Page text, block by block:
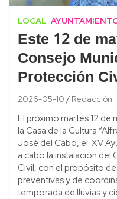
LOCAL
Este 12 de
Consejo
Protección
2026-05-10 Redacción
El próximo martes 12 de
la Casa de la Cultura
José del Cabo, el XV
a cabo la instalación del
Civil, con el propósito
preventivas y de
temporada de lluvias y